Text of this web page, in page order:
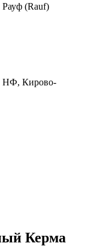
(Rauf)
НФ, Кирово-
Керма